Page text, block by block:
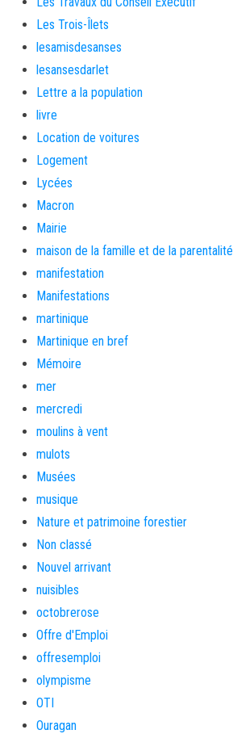
Les Trois-Îlets
lesamisdesanses
lesansesdarlet
Lettre a la population
livre
Location de voitures
Logement
Lycées
Macron
Mairie
maison de la famille et de la parentalité
manifestation
Manifestations
martinique
Martinique en bref
Mémoire
mer
mercredi
moulins à vent
mulots
Musées
musique
Nature et patrimoine forestier
Non classé
Nouvel arrivant
nuisibles
octobrerose
Offre d'Emploi
offresemploi
olympisme
OTI
Ouragan